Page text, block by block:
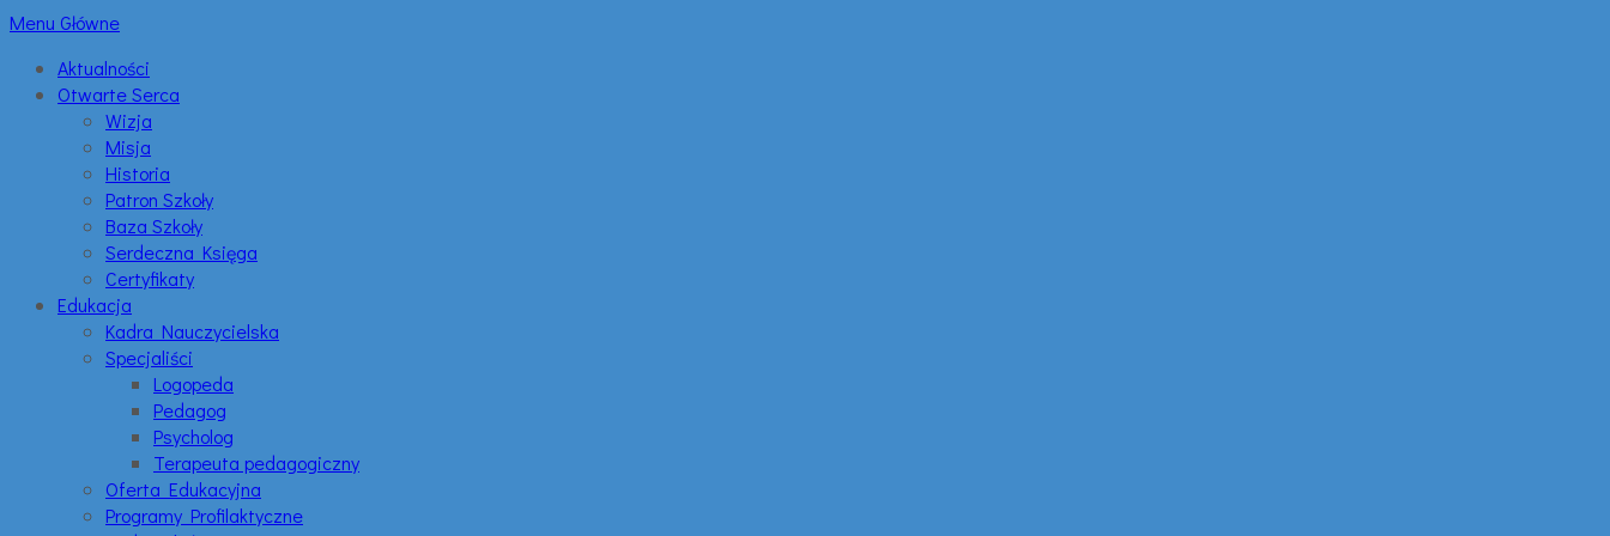
Menu Główne
Aktualności
Otwarte Serca
Wizja
Misja
Historia
Patron Szkoły
Baza Szkoły
Serdeczna Księga
Certyfikaty
Edukacja
Kadra Nauczycielska
Specjaliści
Logopeda
Pedagog
Psycholog
Terapeuta pedagogiczny
Oferta Edukacyjna
Programy Profilaktyczne